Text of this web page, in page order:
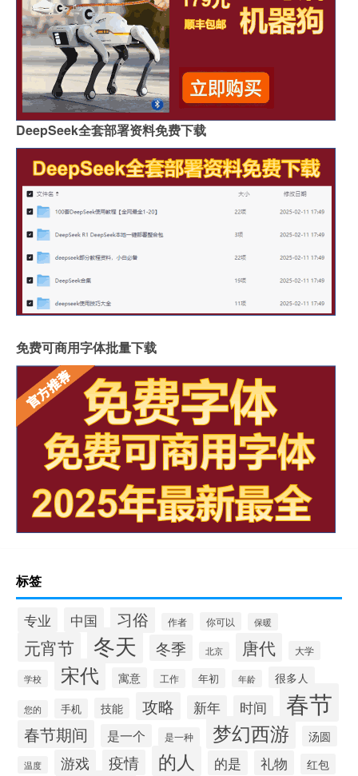
DeepSeek全套部署资料免费下载
免费可商用字体批量下载
标签
专业 中国 习俗 作者 你可以 保暖
元宵节 冬天 冬季 北京 唐代 大学
学校 宋代 寓意 工作 年初 年龄 很多人
您的 手机 技能 攻略 新年 时间 春节
春节期间 是一个 是一种 梦幻西游 汤圆
温度 游戏 疫情 的人 的是 礼物 红包